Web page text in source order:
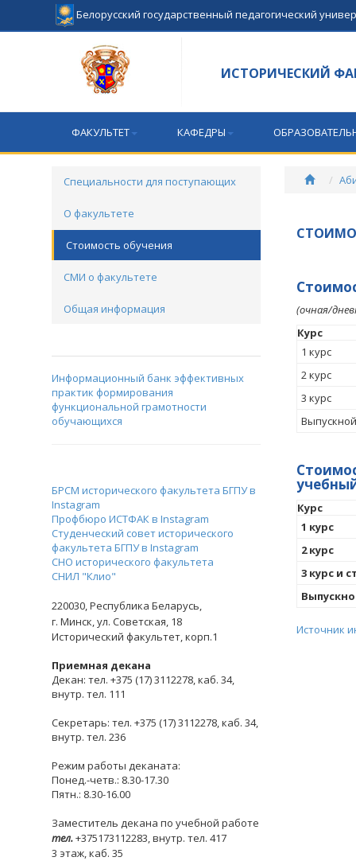
Белорусский государственный педагогический
ИСТОРИЧЕСКИЙ
ФАКУЛЬТЕТ КАФЕДРЫ
Специальности для поступающих
О факультете
Стоимость обучения
СМИ о факультете
Общая информация
Информационный банк эффективных
практик формирования
функциональной грамотности
обучающихся
БРСМ исторического факультета БГПУ в
Instagram
Профбюро ИСТФАК в Instagram
Студенческий совет исторического
факультета БГПУ в Instagram
СНО исторического факультета
СНИЛ "Клио"
220030,Республика Беларусь,
г. Минск,ул. Советская, 18
Исторический факультет, корп.1
Приемная декана
Декан: тел. +375 (17) 3112278, каб. 34,
внутр. тел. 111
Секретарь: тел. +375 (17) 3112278, каб. 34,
внутр. тел. 236
Режим работы деканата:
Понед.-четв.: 8.30-17.30
Пятн.: 8.30-16.00
Заместитель декана по учебной работе
тел.+375173112283, внутр. тел. 417
3 этаж, каб. 35
(очная/
Курс
1 курс
2 курс
3 курс
Курс
1 курс
2 курс
3 курс и
Источник